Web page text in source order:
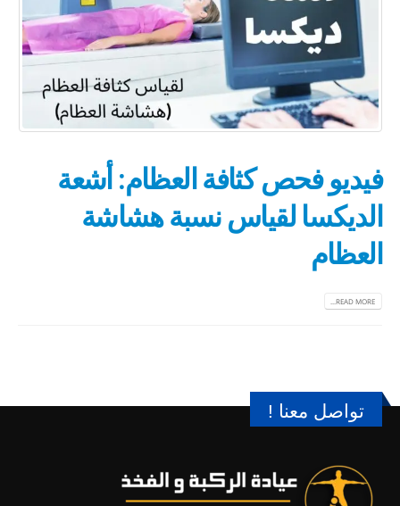
فيديو فحص كثافة العظام: أشعة
الديكسا لقياس نسبة هشاشة
العظام
READ MORE...
تواصل معنا !